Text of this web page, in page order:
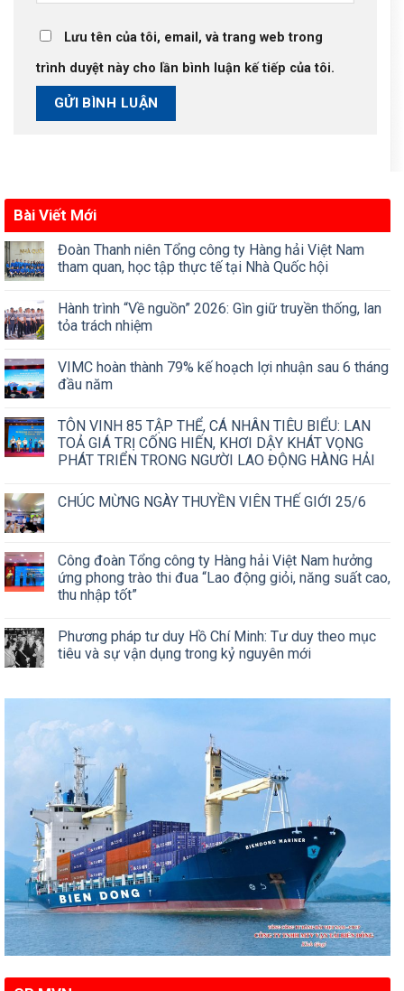
Lưu tên của tôi, email, và trang web trong
trình duyệt này cho lần bình luận kế tiếp của tôi.
Bài Viết Mới
Đoàn Thanh niên Tổng công ty Hàng hải Việt Nam
tham quan, học tập thực tế tại Nhà Quốc hội
Hành trình “Về nguồn” 2026: Gìn giữ truyền thống, lan
tỏa trách nhiệm
VIMC hoàn thành 79% kế hoạch lợi nhuận sau 6 tháng
đầu năm
TÔN VINH 85 TẬP THỂ, CÁ NHÂN TIÊU BIỂU: LAN
TOẢ GIÁ TRỊ CỐNG HIẾN, KHƠI DẬY KHÁT VỌNG
PHÁT TRIỂN TRONG NGƯỜI LAO ĐỘNG HÀNG HẢI
CHÚC MỪNG NGÀY THUYỀN VIÊN THẾ GIỚI 25/6
Công đoàn Tổng công ty Hàng hải Việt Nam hưởng
ứng phong trào thi đua “Lao động giỏi, năng suất cao,
thu nhập tốt”
Phương pháp tư duy Hồ Chí Minh: Tư duy theo mục
tiêu và sự vận dụng trong kỷ nguyên mới